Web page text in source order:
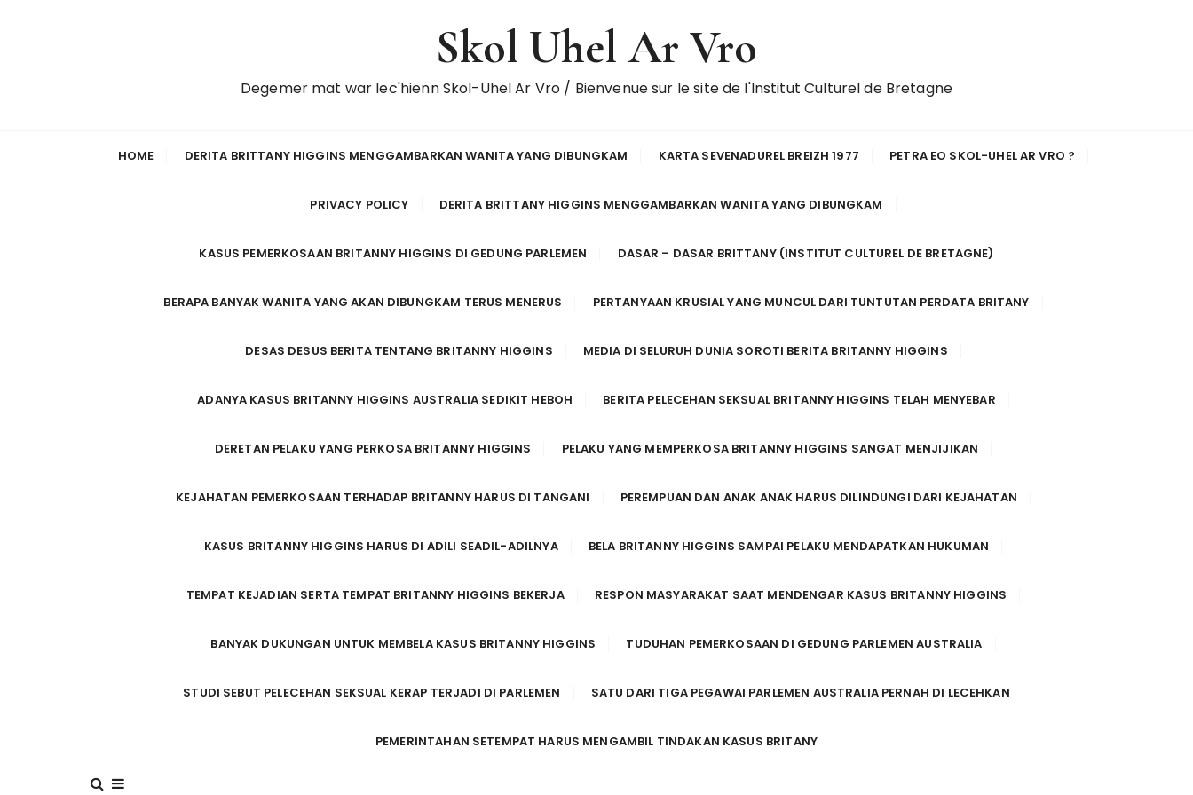
Skol Uhel Ar Vro
Degemer mat war lec'hienn Skol-Uhel Ar Vro / Bienvenue sur le site de l'Institut Culturel de Bretagne
HOME DERITA BRITTANY HIGGINS MENGGAMBARKAN WANITA YANG DIBUNGKAM KARTA SEVENADUREL BREIZH 1977 PETRA EO SKOL-UHEL AR VRO ?
PRIVACY POLICY DERITA BRITTANY HIGGINS MENGGAMBARKAN WANITA YANG DIBUNGKAM
KASUS PEMERKOSAAN BRITANNY HIGGINS DI GEDUNG PARLEMEN DASAR – DASAR BRITTANY (INSTITUT CULTUREL DE BRETAGNE)
BERAPA BANYAK WANITA YANG AKAN DIBUNGKAM TERUS MENERUS PERTANYAAN KRUSIAL YANG MUNCUL DARI TUNTUTAN PERDATA BRITANY
DESAS DESUS BERITA TENTANG BRITANNY HIGGINS MEDIA DI SELURUH DUNIA SOROTI BERITA BRITANNY HIGGINS
ADANYA KASUS BRITANNY HIGGINS AUSTRALIA SEDIKIT HEBOH BERITA PELECEHAN SEKSUAL BRITANNY HIGGINS TELAH MENYEBAR
DERETAN PELAKU YANG PERKOSA BRITANNY HIGGINS PELAKU YANG MEMPERKOSA BRITANNY HIGGINS SANGAT MENJIJIKAN
KEJAHATAN PEMERKOSAAN TERHADAP BRITANNY HARUS DI TANGANI PEREMPUAN DAN ANAK ANAK HARUS DILINDUNGI DARI KEJAHATAN
KASUS BRITANNY HIGGINS HARUS DI ADILI SEADIL-ADILNYA BELA BRITANNY HIGGINS SAMPAI PELAKU MENDAPATKAN HUKUMAN
TEMPAT KEJADIAN SERTA TEMPAT BRITANNY HIGGINS BEKERJA RESPON MASYARAKAT SAAT MENDENGAR KASUS BRITANNY HIGGINS
BANYAK DUKUNGAN UNTUK MEMBELA KASUS BRITANNY HIGGINS TUDUHAN PEMERKOSAAN DI GEDUNG PARLEMEN AUSTRALIA
STUDI SEBUT PELECEHAN SEKSUAL KERAP TERJADI DI PARLEMEN SATU DARI TIGA PEGAWAI PARLEMEN AUSTRALIA PERNAH DI LECEHKAN
PEMERINTAHAN SETEMPAT HARUS MENGAMBIL TINDAKAN KASUS BRITANY